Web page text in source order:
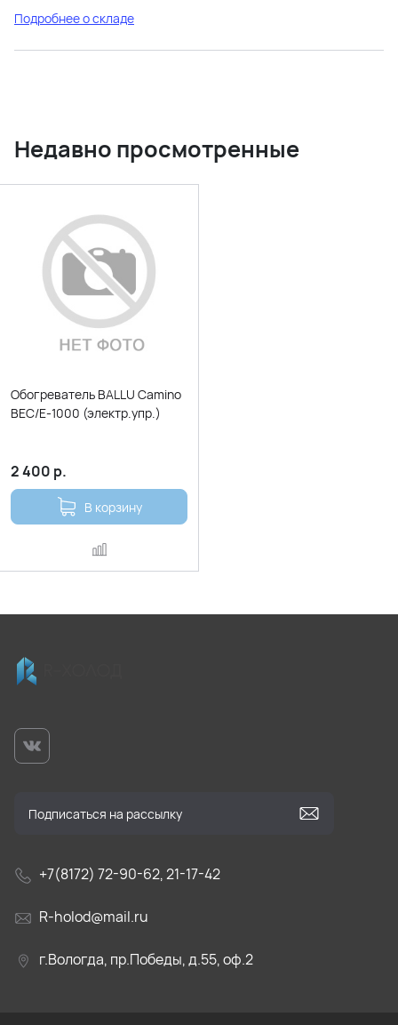
Подробнее о складе
Недавно просмотренные
Обогреватель BALLU Camino
BEC/Е-1000 (электр.упр.)
2 400 р.
В корзину
+7(8172) 72-90-62, 21-17-42
R-holod@mail.ru
г.Вологда, пр.Победы, д.55, оф.2